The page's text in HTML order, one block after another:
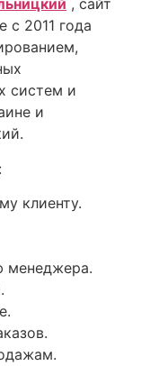
, сайт
с 2011 года
систем и
и
клиенту.
менеджера.